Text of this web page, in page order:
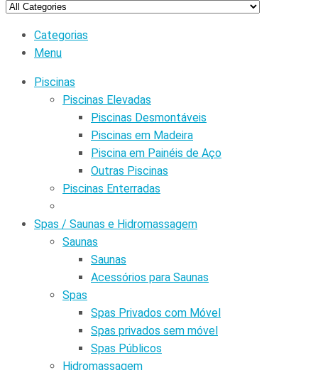
Categorias
Menu
Piscinas
Piscinas Elevadas
Piscinas Desmontáveis
Piscinas em Madeira
Piscina em Painéis de Aço
Outras Piscinas
Piscinas Enterradas
Spas / Saunas e Hidromassagem
Saunas
Saunas
Acessórios para Saunas
Spas
Spas Privados com Móvel
Spas privados sem móvel
Spas Públicos
Hidromassagem